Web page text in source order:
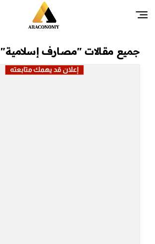
جميع مقالات "مصارف إسلامية"